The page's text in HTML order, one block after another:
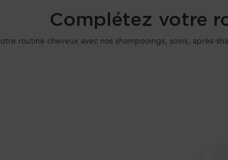
Complétez votre
routine cheveux avec nos shampooings, soins, après-